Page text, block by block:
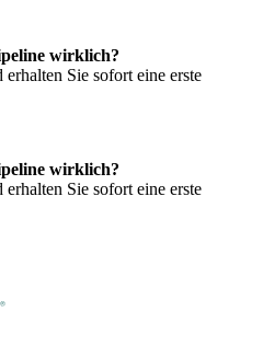
wirklich?
Sie sofort eine erste
wirklich?
Sie sofort eine erste